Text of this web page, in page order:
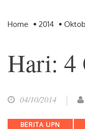
Home 2014
Hari: 4
04/10/2014
Categories
BERITA UPN